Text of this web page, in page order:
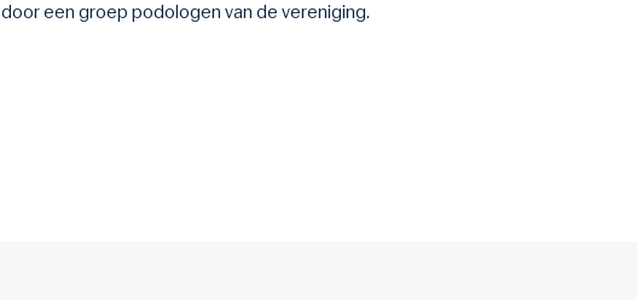
een groep podologen van de vereniging.